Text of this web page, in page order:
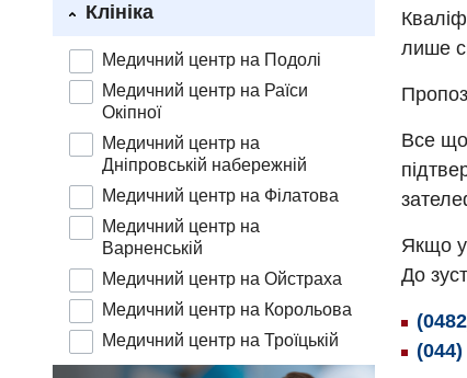
Клініка
Медичний центр на Подолі
Медичний центр на Раїси
Окіпної
Медичний центр на
Дніпровській набережній
Медичний центр на Філатова
Медичний центр на
Варненській
Медичний центр на Ойстраха
Медичний центр на Корольова
Медичний центр на Троїцькій
лише
Все що
Якщо у
До